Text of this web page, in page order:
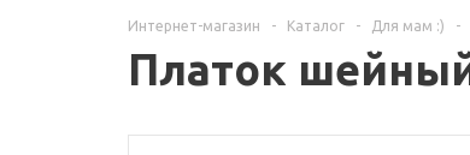
Интернет-магазин - Каталог - Для мам :) -
Платок